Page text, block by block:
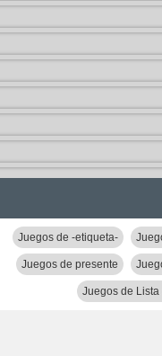
Juegos de -etiqueta-
Juegos de presente
Juegos de